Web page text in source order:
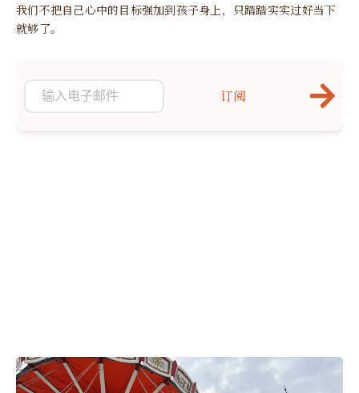
我们不把自己心中的目标强加到孩子身上，只踏踏实实过好当下
就够了。
订阅